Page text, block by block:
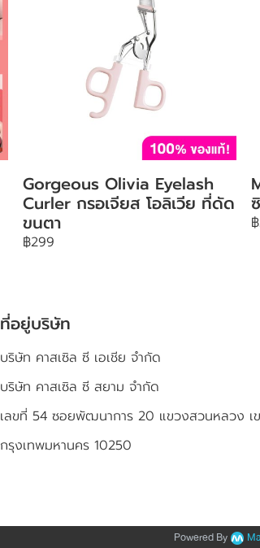
Gorgeous Olivia Eyelash
Curler กรอเจียส โอลิเวีย ที่ดัด
ขนตา
฿299
ที่อยู่บริษัท
บริษัท คาสเซิล ซี เอเชีย จำกัด
บริษัท คาสเซิล ซี สยาม จำกัด
เลขที่ 54 ซอยพัฒนาการ 20 แขวงสวนหลวง เ
กรุงเทพมหานคร 10250
Powered By